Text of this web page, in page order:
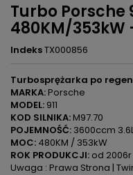
Turbo Porsche
480KM/353kW
IndeksTX000856
Turbosprężarka po
MARKA:Porsche
MODEL: 911
KOD SILNIKA:M97.70
POJEMNOŚĆ: 3600ccm
MOC: 480KM / 353kW
ROK PRODUKCJI: od 2006r
Uwaga : Prawa Strona |